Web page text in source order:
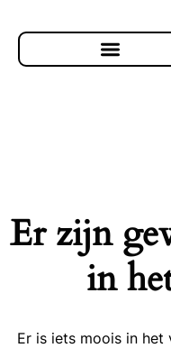
Er zijn
in
Er is iets moois in